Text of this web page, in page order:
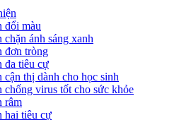
đổi màu
ánh sáng xanh
đơn tròng
đa tiêu cự
cận thị dành cho học sinh
chống virus tốt cho sức khỏe
râm
hai tiêu cự